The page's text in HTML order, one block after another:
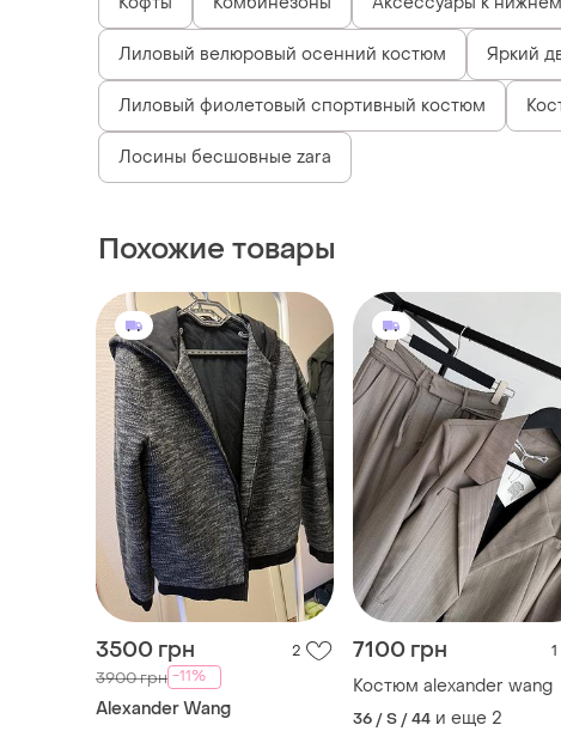
Лиловый велюровый осенний костюм Яркий
Лиловый фиолетовый спортивный костюм
Лосины бесшовные zara
Похожие товары
3500 грн 2
3900 грн -11%
Alexander Wang
7100 грн 1
Костюм alexander wang
36 / S / 44 и еще 2